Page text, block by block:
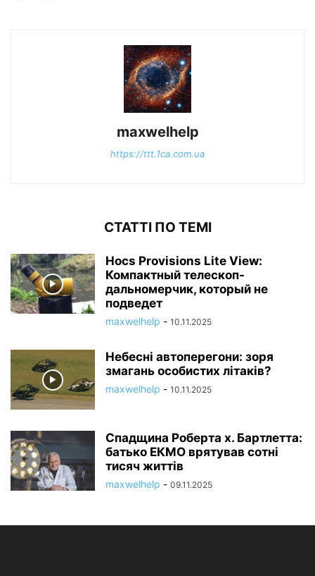
maxwelhelp
https://ttt.1ca.com.ua
СТАТТІ ПО ТЕМІ
Нocs Provisions Lite View:
Компактный телескоп-
дальномерчик, который не
подведет
maxwelhelp - 10.11.2025
Небесні автоперегони: зоря
змагань особистих літаків?
maxwelhelp - 10.11.2025
Спадщина Роберта х. Бартлетта:
батько ЕКМО врятував сотні
тисяч життів
maxwelhelp - 09.11.2025